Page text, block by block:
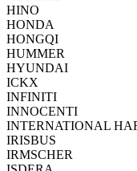
HINO
HONDA
HONGQI
HUMMER
HYUNDAI
ICKX
INFINITI
INNOCENTI
INTERNATIONAL
IRISBUS
IRMSCHER